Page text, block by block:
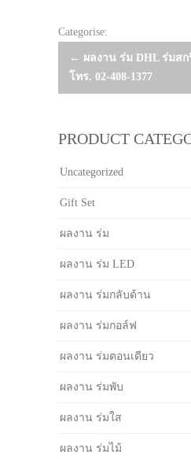
Categorise:
Post
navigation
← ผลงาน ร่ม DHL ร่มส
โทร. 02-408-1377
PRODUCT
Uncategorized
Gift Set
ผลงาน ร่ม
ผลงาน ร่ม LED
ผลงาน ร่มกลับด้าน
ผลงาน ร่มกอล์ฟ
ผลงาน ร่มตอนเดียว
ผลงาน ร่มพับ
ผลงาน ร่มใส
ผลงาน ร่มไม้